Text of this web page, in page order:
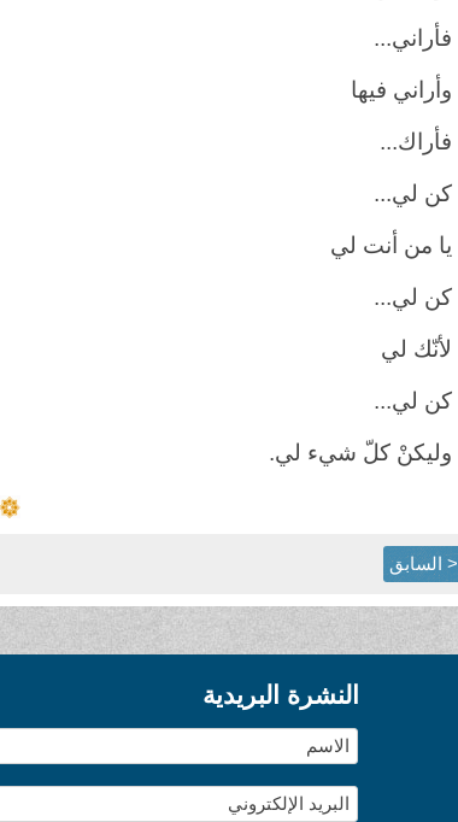
فأراني...
وأراني فيها
فأراك...
كن لي...
يا من أنت لي
كن لي...
لأنّك لي
كن لي...
وليكنْ كلّ شيء لي.
< السابق
النشرة البريدية